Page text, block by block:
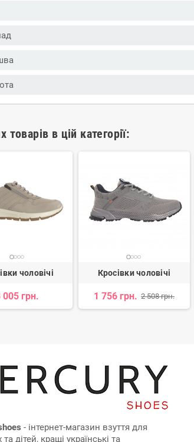
товарів в цій категорії:
чоловічі
005 грн.
Кросівки чоловічі
1 756 грн. 2 508 грн.
- інтернет-магазин взуття для
дітей, кращі українські та